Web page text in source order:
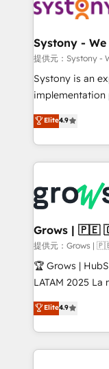
Data & Content
Agent Creation
Migration Why 1406 We become part of your team.
Your team
broke. Built for
constraints. By the Numbers 🏆 Top 1% of all
HubSpot
ops at mid-
beyond
drive real
Systony -
提供元：Systony -
Systony is an
implementation
organization's
with your
you are too. Why Systony? - 20+ years of
experience with
Own back-end
migrations (e.g.
View,
Business Central,
focus on
such as
partner, we
That's why we
Elite4.9
Grows |
提供元：
🏆 Grows |
LATAM 2025 La mayoría de las empresas en LATAM
no tienen un
problema de
dispersos y
clave — no de
Elite4.9